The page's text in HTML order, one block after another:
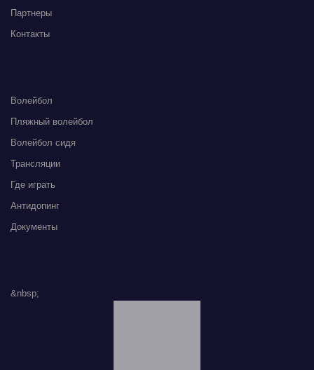
Партнеры
Контакты
Волейбол
Пляжный волейбол
Волейбол сидя
Трансляции
Где играть
Антидопинг
Документы
&nbsp;